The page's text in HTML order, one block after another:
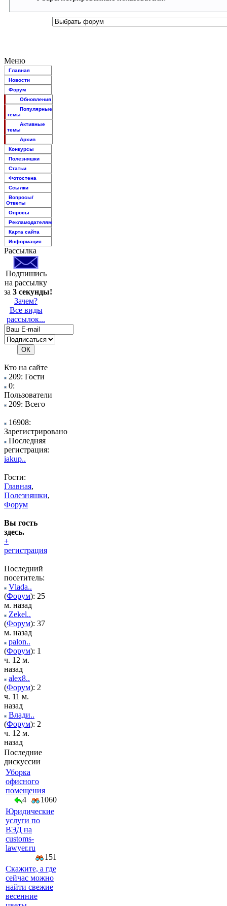
Меню
Главная
Новости
Форум
Обновления
Популярные
темы
Активные
темы
Архив
Конкурсы
Полезняшки
Статьи
Фотостена
Ссылки
Вопросы/
Ответы
Опросы
Рекламодателям
Карта сайта
Информация
Рассылка
Подпишись
на рассылку
за 3 секунды!
Зачем?
Все виды
рассылок...
Кто на сайте
209: Гости
0:
Пользователи
209: Всего
16908:
Зарегистрировано
Последняя
регистрация:
iakup..
Гости:
Главная,
Полезняшки,
Форум
Вы гость
здесь.
+
регистрация
Последний
посетитель:
Vlada..
(Форум): 25
м. назад
Zekel..
(Форум): 37
м. назад
palon..
(Форум): 1
ч. 12 м.
назад
alex8..
(Форум): 2
ч. 11 м.
назад
Влади..
(Форум): 2
ч. 12 м.
назад
Последние
дискуссии
Уборка
офисного
помещения
4
1060
Юридические
услуги по
ВЭД на
customs-
lawyer.ru
151
Скажите, а где
сейчас можно
найти свежие
весенние